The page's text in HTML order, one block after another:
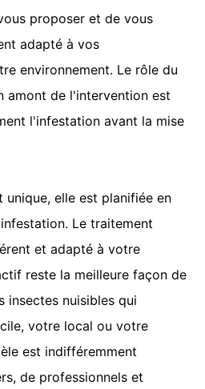
proposer et de vous
adapté à vos
environnement. Le rôle du
amont de l'intervention est
l'infestation avant la mise
unique, elle est planifiée en
Le traitement
et adapté à votre
reste la meilleure façon de
insectes nuisibles qui
votre local ou votre
est indifféremment
de professionnels et